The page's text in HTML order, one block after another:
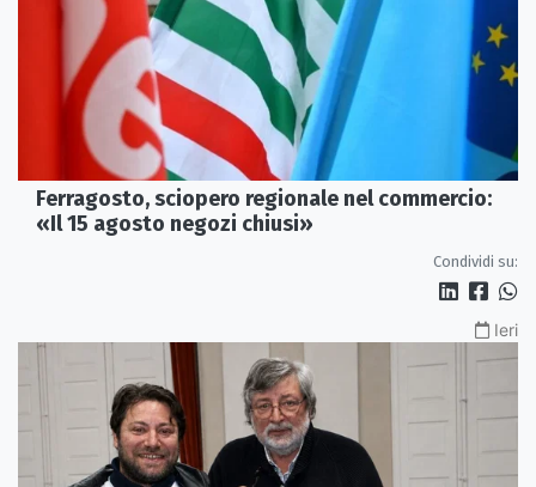
Ferragosto, sciopero regionale nel commercio:
«Il 15 agosto negozi chiusi»
Condividi su:
Ieri